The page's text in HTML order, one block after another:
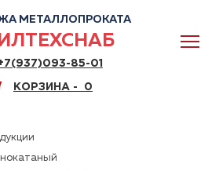
МЕТАЛЛОПРОКАТА
85-01
КОРЗИНА - 0